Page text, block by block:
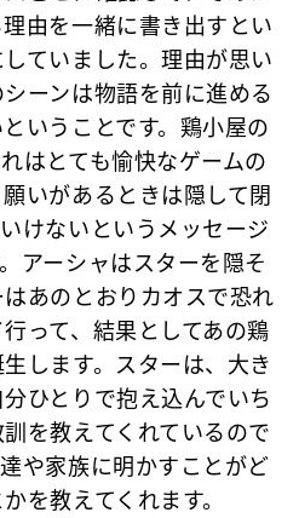
由を一緒に書き出すとい
ていました。理由が思い
ーンは物語を前に進める
いうことです。鶏小屋の
はとても愉快なゲームの
いがあるときは隠して閉
けないというメッセージ
アーシャはスターを隠そ
あのとおりカオスで恐れ
って、結果としてあの鶏
します。スターは、大き
ひとりで抱え込んでいち
を教えてくれているので
や家族に明かすことがど
を教えてくれます。